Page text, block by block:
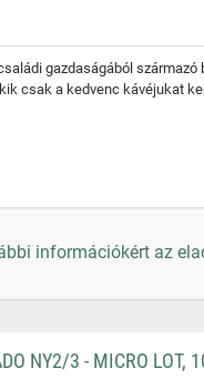
gazdaságából
csak a kedvenc kávéjukat
információkért az
NY2/3 - MICRO LOT,